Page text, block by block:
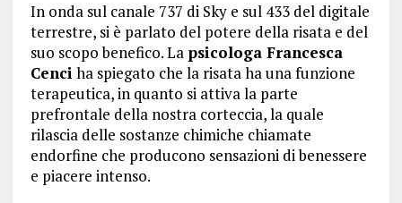
In onda sul canale 737 di Sky e sul 433 del digitale
terrestre, si è parlato del potere della risata e del
suo scopo benefico. Lapsicologa Francesca
Cenci ha spiegato che la risata ha una funzione
terapeutica, in quanto si attiva la parte
prefrontale della nostra corteccia, la quale
rilascia delle sostanze chimiche chiamate
endorfine che producono sensazioni di benessere
e piacere intenso.